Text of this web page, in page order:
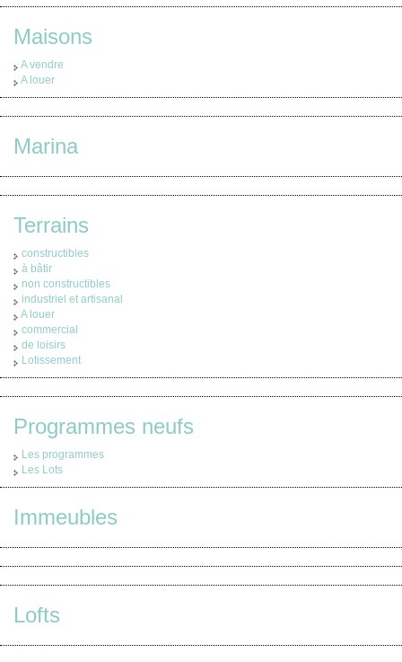
Maisons
A vendre
A louer
Marina
Terrains
constructibles
à bâtir
non constructibles
industriel et artisanal
A louer
commercial
de loisirs
Lotissement
Programmes neufs
Les programmes
Les Lots
Immeubles
Lofts